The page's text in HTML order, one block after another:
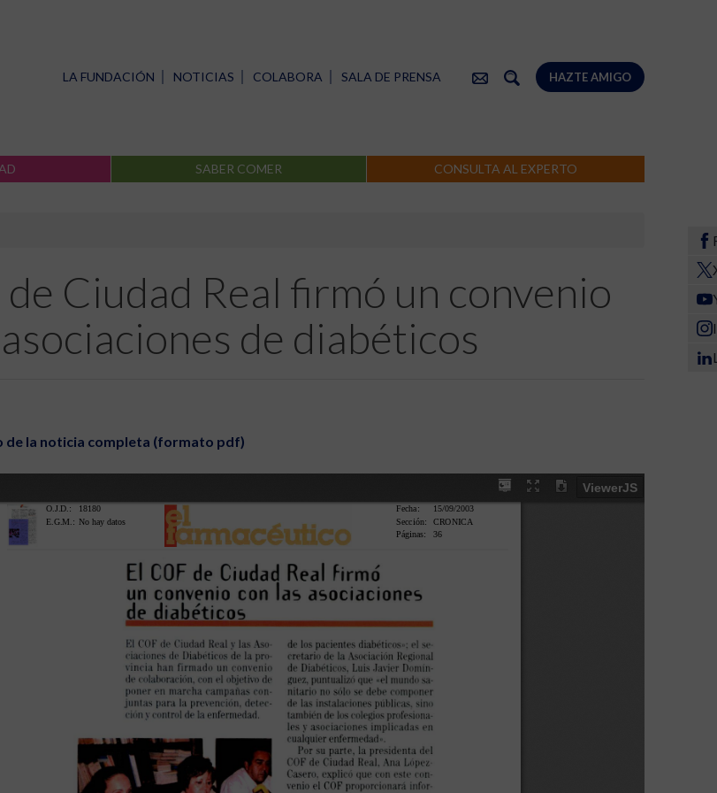
HAZTE AMIGO
LA FUNDACIÓN NOTICIAS COLABORA SALA DE PRENSA
SABER COMER CONSULTA AL EXPERTO
de Ciudad Real firmó un convenio
de diabéticos
de la noticia completa (formato pdf)